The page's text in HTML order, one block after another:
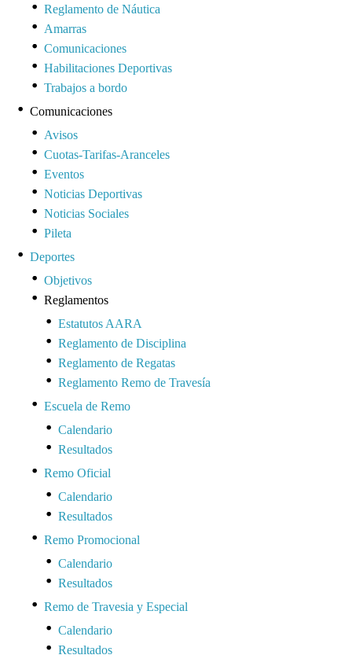
Reglamento de Náutica
Amarras
Comunicaciones
Habilitaciones Deportivas
Trabajos a bordo
Comunicaciones
Avisos
Cuotas-Tarifas-Aranceles
Eventos
Noticias Deportivas
Noticias Sociales
Pileta
Deportes
Objetivos
Reglamentos
Estatutos AARA
Reglamento de Disciplina
Reglamento de Regatas
Reglamento Remo de Travesía
Escuela de Remo
Calendario
Resultados
Remo Oficial
Calendario
Resultados
Remo Promocional
Calendario
Resultados
Remo de Travesia y Especial
Calendario
Resultados